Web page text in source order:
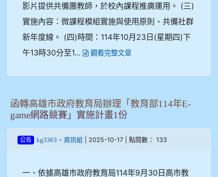
影片提供共備團教師，於校內課程推廣運用。 (三)
實施內容：微課程模組實施與使用原則、共備社群
新年度線。 (四)時間：114年10月23日(星期四)下
午13時30分至1...
觀看完整文章
函轉高雄市政府教育局辦理「教育部114年E-
game網路競賽」實施計畫1份
公告 kg3363 - 資訊組 | 2025-10-17 | 點閱數： 133
一、依據高雄市政府教育局114年9月30日高市教